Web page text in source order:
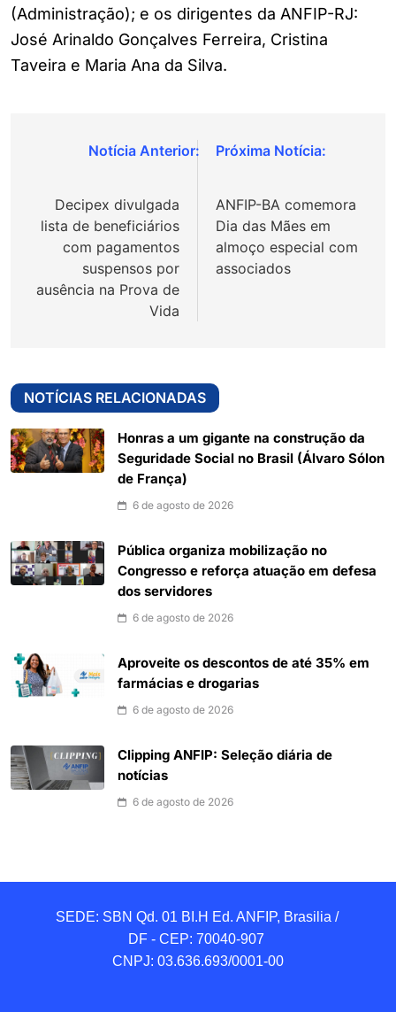
(Administração); e os dirigentes da ANFIP-RJ:
José Arinaldo Gonçalves Ferreira, Cristina
Taveira e Maria Ana da Silva.
Navegação
Post
Decipex divulgada
lista de beneficiários
com pagamentos
suspensos por
ausência na Prova de
Vida
ANFIP-BA comemora
Dia das Mães em
almoço especial com
associados
NOTÍCIAS RELACIONADAS
Honras a um gigante na construção da
Seguridade Social no Brasil (Álvaro Sólon
de França)
6 de agosto de 2026
Pública organiza mobilização no
Congresso e reforça atuação em defesa
dos servidores
6 de agosto de 2026
Aproveite os descontos de até 35% em
farmácias e drogarias
6 de agosto de 2026
Clipping ANFIP: Seleção diária de
notícias
6 de agosto de 2026
SEDE: SBN Qd. 01 BI.H Ed. ANFIP, Brasilia /
DF - CEP: 70040-907
CNPJ: 03.636.693/0001-00